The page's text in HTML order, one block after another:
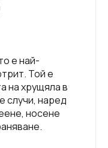
е най-
Той е
на хрущяла в
случи, наред
носене